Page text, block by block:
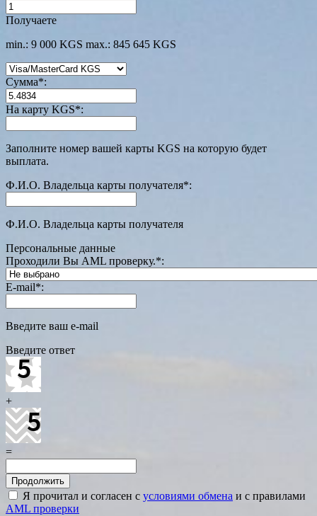
Получаете
min.: 9 000 KGS max.: 845 645 KGS
Сумма*:
На карту KGS*:
Заполните номер вашей карты KGS на которую будет
выплата.
Ф.И.О. Владельца карты получателя*:
Ф.И.О. Владельца карты получателя
Персональные данные
Проходили Вы AML проверку.*:
E-mail*:
Введите ваш e-mail
Введите ответ
+
=
Я прочитал и согласен с условиями обмена и с правилами
AML проверки